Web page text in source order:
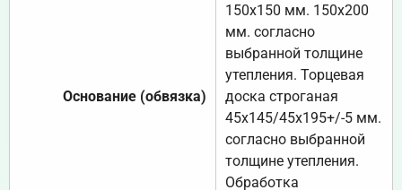
Основание (обвязка)
150х150 мм. 150х200
мм. согласно
выбранной толщине
утепления. Торцевая
доска строганая
45х145/45х195+/-5 мм.
согласно выбранной
толщине утепления.
Обработка